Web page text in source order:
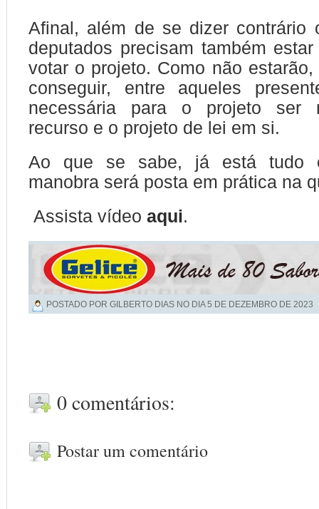
Afinal, além de se dizer contrário
deputados precisam também
votar o projeto. Como não
conseguir, entre aqueles
necessária para o projeto ser
recurso e o projeto de lei em si.
Ao que se sabe, já está tudo
manobra será posta em prática na
Assista vídeo aqui.
POSTADO POR GILBERTO DIAS NO DIA5 DE DEZEMBRO DE 2023
0 comentários:
Postar um comentário